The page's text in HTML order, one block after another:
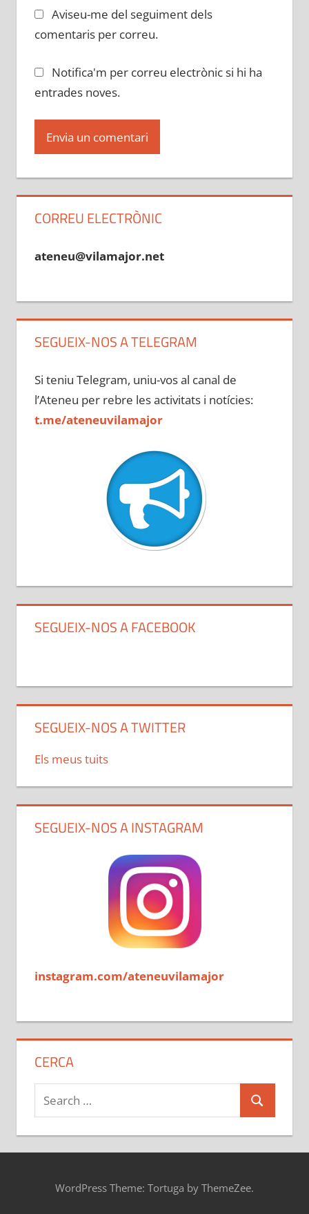
Aviseu-me del seguiment dels
comentaris per correu.
Notifica'm per correu electrònic si hi ha
entrades noves.
CORREU ELECTRÒNIC
ateneu@vilamajor.net
SEGUEIX-NOS A TELEGRAM
Si teniu Telegram, uniu-vos al canal de
l’Ateneu per rebre les activitats i notícies:
t.me/ateneuvilamajor
SEGUEIX-NOS A FACEBOOK
SEGUEIX-NOS A TWITTER
Els meus tuits
SEGUEIX-NOS A INSTAGRAM
instagram.com/ateneuvilamajor
CERCA
Search
for:
Search
WordPress Theme: Tortuga by ThemeZee.